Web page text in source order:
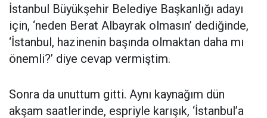
İstanbul Büyükşehir Belediye Başkanlığı adayı
için, ‘neden Berat Albayrak olmasın’ dediğinde,
‘İstanbul, hazinenin başında olmaktan daha mı
önemli?’ diye cevap vermiştim.
Sonra da unuttum gitti. Aynı kaynağım dün
akşam saatlerinde, espriyle karışık, ‘İstanbul’a